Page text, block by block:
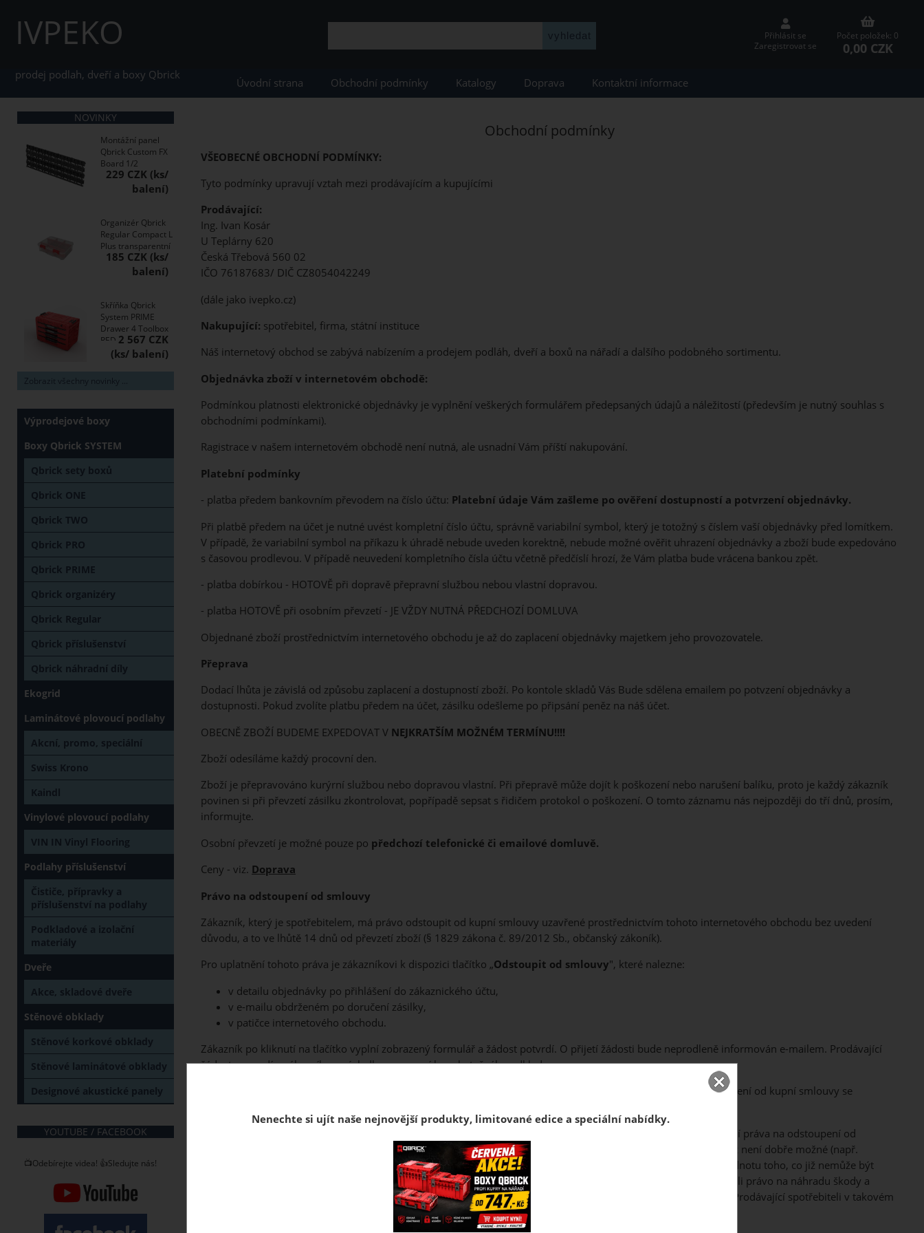
Přihlásit se
Zaregistrovat se
Počet položek: 0
0,00 CZK
IVPEKO
prodej podlah, dveří a boxy Qbrick
Úvodní strana Obchodní podmínky Katalogy Doprava Kontaktní informace
Obchodní podmínky
VŠEOBECNÉ OBCHODNÍ PODMÍNKY:
Tyto podmínky upravují vztah mezi prodávajícím a kupujícími
Prodávající:
Ing. Ivan Kosár
U Teplárny 620
Česká Třebová 560 02
IČO 76187683/ DIČ CZ8054042249
(dále jako ivepko.cz)
Nakupující: spotřebitel, firma, státní instituce
Náš internetový obchod se zabývá nabízením a prodejem podláh, dveří a boxů na nářadí a dalšího podobného sortimentu.
Objednávka zboží v internetovém obchodě:
Podmínkou platnosti elektronické objednávky je vyplnění veškerých formulářem předepsaných údajů a náležitostí (především je nutný souhlas s
obchodními podmínkami).
Ragistrace v našem internetovém obchodě není nutná, ale usnadní Vám příští nakupování.
Platební podmínky
- platba předem bankovním převodem na číslo účtu: Platební údaje Vám zašleme po ověření dostupností a potvrzení objednávky.
Při platbě předem na účet je nutné uvést kompletní číslo účtu, správně variabilní symbol, který je totožný s číslem vaší objednávky před lomítkem.
V případě, že variabilní symbol na příkazu k úhradě nebude uveden korektně, nebude možné ověřit uhrazení objednávky a zboží bude expedováno
s časovou prodlevou. V případě neuvedení kompletního čísla účtu včetně předčíslí hrozí, že Vám platba bude vrácena bankou zpět.
- platba dobírkou - HOTOVĚ při dopravě přepravní službou nebou vlastní dopravou.
- platba HOTOVĚ při osobním převzetí - JE VŽDY NUTNÁ PŘEDCHOZÍ DOMLUVA
Objednané zboží prostřednictvím internetového obchodu je až do zaplacení objednávky majetkem jeho provozovatele.
Přeprava
Dodací lhůta je závislá od způsobu zaplacení a dostupností zboží. Po kontole skladů Vás Bude sdělena emailem po potvzení objednávky a
dostupnosti. Pokud zvolíte platbu předem na účet, zásilku odešleme po připsání peněz na náš účet.
OBECNĚ ZBOŽÍ BUDEME EXPEDOVAT V NEJKRATŠÍM MOŽNÉM TERMÍNU!!!!
Zboží odesíláme každý procovní den.
Zboží je přepravováno kurýrní službou nebo dopravou vlastní. Při přepravě může dojít k poškození nebo narušení balíku, proto je každý zákazník
povinen si při převzetí zásilku zkontrolovat, popřípadě sepsat s řidičem protokol o poškození. O tomto záznamu nás nejpozději do tří dnů, prosím,
informujte.
Osobní převzetí je možné pouze po předchozí telefonické či emailové domluvě.
Ceny - viz. Doprava
Právo na odstoupení od smlouvy
Zákazník, který je spotřebitelem, má právo odstoupit od kupní smlouvy uzavřené prostřednictvím tohoto internetového obchodu bez uvedení
důvodu, a to ve lhůtě 14 dnů od převzetí zboží (§ 1829 zákona č. 89/2012 Sb., občanský zákoník).
Pro uplatnění tohoto práva je zákazníkovi k dispozici tlačítko „Odstoupit od smlouvy", které nalezne:
v detailu objednávky po přihlášení do zákaznického účtu,
v e-mailu obdrženém po doručení zásilky,
v patičce internetového obchodu.
Zákazník po kliknutí na tlačítko vyplní zobrazený formulář a žádost potvrdí. O přijetí žádosti bude neprodleně informován e-mailem. Prodávající
žádost posoudí a zákazníka o výsledku vyrozumí bez zbytečného odkladu.
Z práva na odstoupení jsou vyloučeny kategorie zboží stanovené § 1837 občanského zákoníku. Právo na odstoupení od kupní smlouvy se
Toto ustanovení zákona však nelze chápat jako možnost bezplatného zapůjčení zboží. Spotřebitel v případě využití práva na odstoupení od
smlouvy do 14 dní od převzetí plnění, musí dodavateli vydat vše, co na základě kupní smlouvy získal. Pokud to již není dobře možné (např.
v mezidobí bylo zboží zničeno nebo spotřebováno), musí spotřebitel poskytnout peněžitou náhradu jako protihodnotu toho, co již nemůže být
vydáno. Pokud je vrácené zboží používáno. nebo poškozeno jen částečně, může prodávající uplatnit na spotřebiteli právo na náhradu škody a
započíst svůj nárok na vrácenou kupní cenu. Prodávající je v takovém případě povinen vzniklou škodu prokázat. Prodávající spotřebiteli v takovém
případě vrací jen takto sníženou kupní cenu.
NOVINKY
Montážní panel
Qbrick Custom FX
Board 1/2
229 CZK
Organizér Qbrick
Regular Compact L
Plus transparentní
185 CZK
Skříňka Qbrick
System PRIME
Drawer 4 Toolbox
RED 2 567 CZK
Zobrazit všechny novinky ...
Výprodejové boxy
Boxy Qbrick SYSTEM
Qbrick sety boxů
Qbrick ONE
Qbrick TWO
Qbrick PRO
Qbrick PRIME
Qbrick organizéry
Qbrick Regular
Qbrick příslušenství
Qbrick náhradní díly
Ekogrid
Laminátové plovoucí podlahy
Akcní, promo, speciální
Swiss Krono
Kaindl
Vinylové plovoucí podlahy
VIN IN Vinyl Flooring
Podlahy příslušenství
Čističe, přípravky a
příslušenství na podlahy
Podkladové a izolační
materiály
Dveře
Akce, skladové dveře
Stěnové obklady
Stěnové korkové obklady
Stěnové laminátové obklady
Designové akustické panely
YOUTUBE / FACEBOOK
📺Odebírejte videa! 👍Sledujte nás!
Nenechte si ujít naše nejnovější produkty, limitované edice a speciální nabídky.